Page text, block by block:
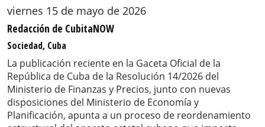
viernes 15 de mayo de 2026
Redacción de CubitaNOW
Sociedad, Cuba
La publicación reciente en la Gaceta Oficial de la
República de Cuba de la Resolución 14/2026 del
Ministerio de Finanzas y Precios, junto con nuevas
disposiciones del Ministerio de Economía y
Planificación, apunta a un proceso de reordenamiento